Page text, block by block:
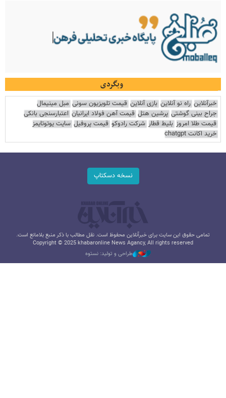
وبگردی
خبرآنلاین راه نو آنلاین بازی آنلاین قیمت تلویزیون سونی مبل مینیمال
جراح بینی گوشتی پرشین هتل قیمت آهن فولاد ایرانیان اعتبارسنجی بانکی
قیمت طلا امروز بلیط قطار شرکت رادوکو قیمت پروفیل سایت یوتوتایمز
خرید اکانت chatgpt
نسخه دسکتاپ
تمامی حقوق این سایت برای خبرآنلاین محفوظ است. نقل مطالب با ذکر منبع بلامانع است.
Copyright © 2025 khabaronline News Agancy, All rights reserved
طراحی و تولید: نستوه